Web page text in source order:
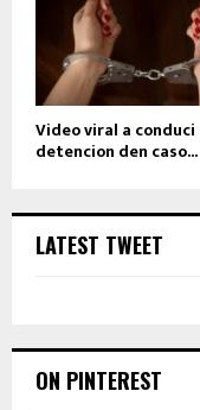
Video viral a conduci
detencion den caso...
LATEST TWEET
ON PINTEREST